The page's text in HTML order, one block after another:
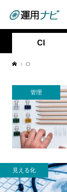
CI
CI
管理
見える化